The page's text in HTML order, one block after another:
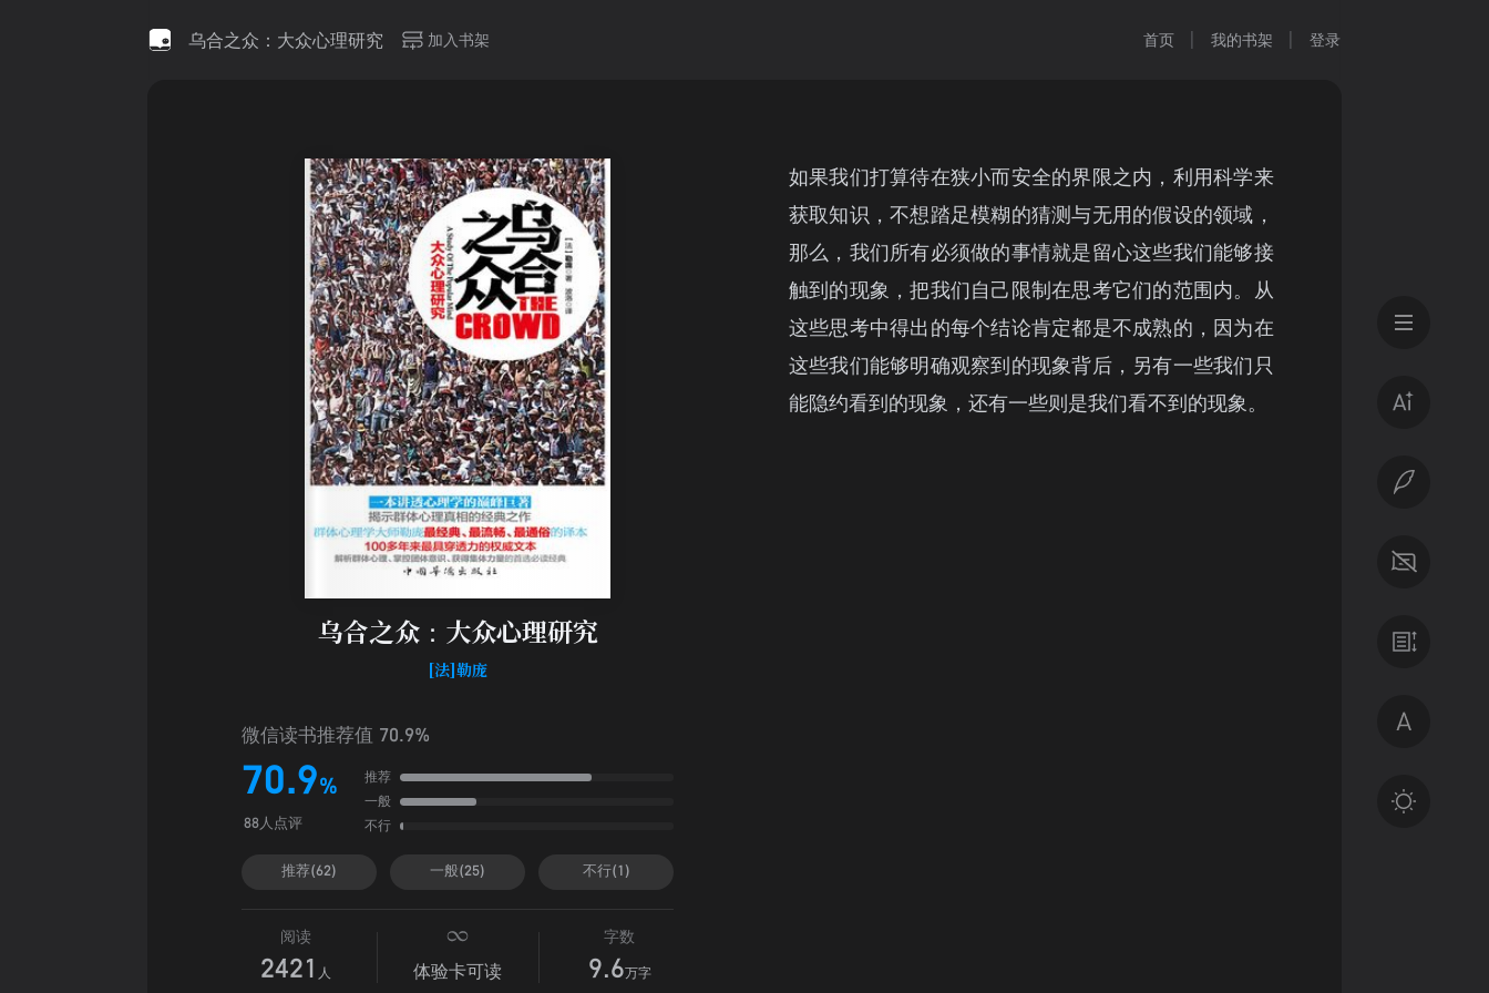
乌合之众：大众心理研究 加入书架 首页 我的书架 登录
乌合之众：大众心理研究
[法]勒庞
微信读书推荐值 70.9%
70.9%
88人点评
推荐
一般
不行
推荐(62) 一般(25) 不行(1)
阅读
2421 人 体验卡可读
字数
9.6万字
如果我们打算待在狭小而安全的界限之内，利用科学来
获取知识，不想踏足模糊的猜测与无用的假设的领域，
那么，我们所有必须做的事情就是留心这些我们能够接
触到的现象，把我们自己限制在思考它们的范围内。从
这些思考中得出的每个结论肯定都是不成熟的，因为在
这些我们能够明确观察到的现象背后，另有一些我们只
能隐约看到的现象，还有一些则是我们看不到的现象。